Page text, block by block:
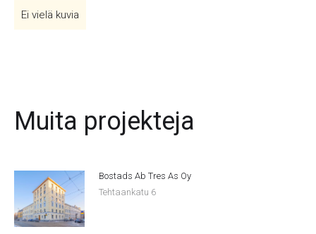
Ei vielä kuvia
Muita projekteja
Bostads Ab Tres As Oy
Tehtaankatu 6